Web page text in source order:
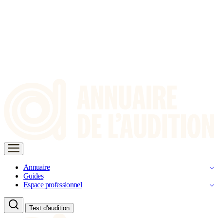
Annuaire
Guides
Espace professionnel
Test d'audition